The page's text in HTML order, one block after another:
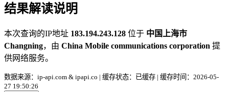
结果解读说明
本次查询的IP地址 183.194.243.128 位于 中国上海市
Changning，由 China Mobile communications corporation 提
供网络服务。
数据来源：ip-api.com & ipapi.co | 缓存状态：已缓存 | 缓存时间：2026-05-
27 19:50:26